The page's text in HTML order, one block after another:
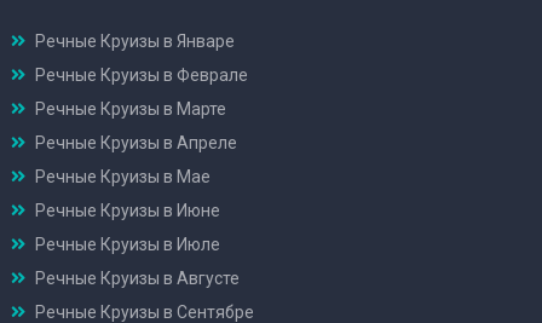
Речные Круизы в Январе
Речные Круизы в Феврале
Речные Круизы в Марте
Речные Круизы в Апреле
Речные Круизы в Мае
Речные Круизы в Июне
Речные Круизы в Июле
Речные Круизы в Августе
Речные Круизы в Сентябре